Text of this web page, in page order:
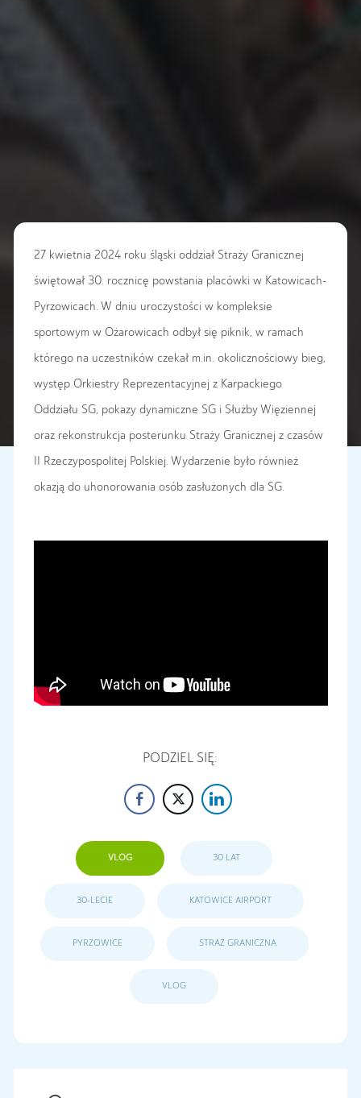
27 kwietnia 2024 roku śląski oddział Straży Granicznej
świętował 30. rocznicę powstania placówki w Katowicach-
Pyrzowicach. W dniu uroczystości w kompleksie
sportowym w Ożarowicach odbył się piknik, w ramach
którego na uczestników czekał m.in. okolicznościowy bieg,
występ Orkiestry Reprezentacyjnej z Karpackiego
Oddziału SG, pokazy dynamiczne SG i Służby Więziennej
oraz rekonstrukcja posterunku Straży Granicznej z czasów
II Rzeczypospolitej Polskiej. Wydarzenie było również
okazją do uhonorowania osób zasłużonych dla SG.
PODZIEL SIĘ:
VLOG 30 LAT
30-LECIE KATOWICE AIRPORT
PYRZOWICE STRAŻ GRANICZNA
VLOG